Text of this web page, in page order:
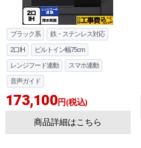
ブラック系 鉄・ステンレス対応
2口IH ビルトイン幅75cm
レンジフード連動 スマホ連動
音声ガイド
173,100円(税込)
商品詳細はこちら